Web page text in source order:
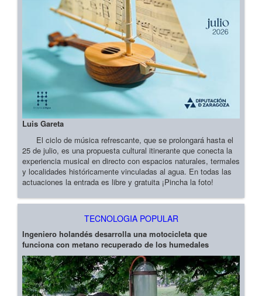
Luis Gareta
El ciclo de música refrescante, que se prolongará hasta el
25 de julio, es una propuesta cultural itinerante que conecta la
experiencia musical en directo con espacios naturales, termales
y localidades históricamente vinculadas al agua. En todas las
actuaciones la entrada es libre y gratuita ¡Pincha la foto!
TECNOLOGIA POPULAR
Ingeniero holandés desarrolla una motocicleta que
funciona con metano recuperado de los humedales